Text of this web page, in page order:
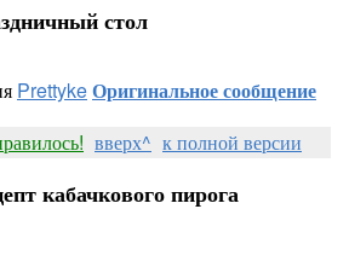
стол
PrettykeОригинальное сообщение
вверх^ к полной версии
кабачкового пирога